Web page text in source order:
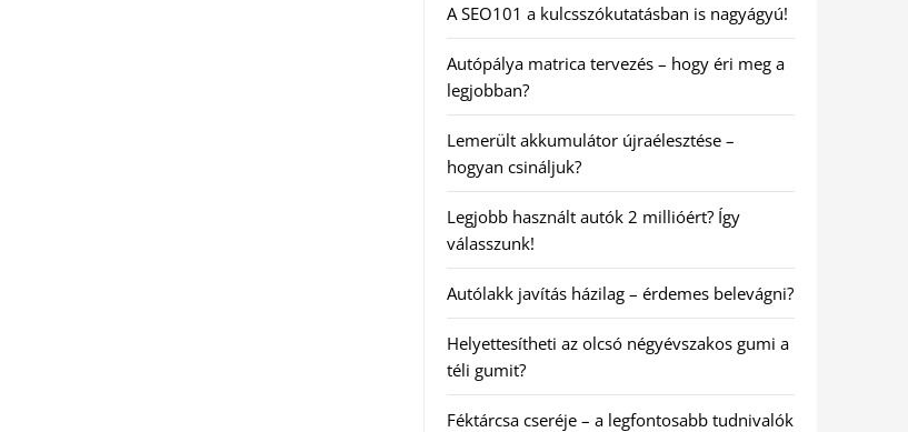
A SEO101 a kulcsszókutatásban is nagyágyú!
Autópálya matrica tervezés – hogy éri meg a
legjobban?
Lemerült akkumulátor újraélesztése –
hogyan csináljuk?
Legjobb használt autók 2 millióért? Így
válasszunk!
Autólakk javítás házilag – érdemes belevágni?
Helyettesítheti az olcsó négyévszakos gumi a
téli gumit?
Féktárcsa cseréje – a legfontosabb tudnivalók